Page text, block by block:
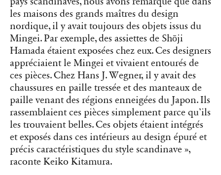
les maisons des grands maîtres du design
nordique, il y avait toujours des objets issus du
Mingei. Par exemple, des assiettes de Shōji
Hamada étaient exposées chez eux. Ces designers
appréciaient le Mingei et vivaient entourés de
ces pièces. Chez Hans J. Wegner, il y avait des
chaussures en paille tressée et des manteaux de
paille venant des régions enneigées du Japon. Ils
rassemblaient ces pièces simplement parce qu’ils
les trouvaient belles. Ces objets étaient intégrés
et exposés dans ces intérieurs au design épuré et
précis caractéristiques du style scandinave »,
raconte Keiko Kitamura.